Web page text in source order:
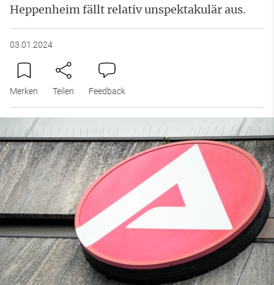
Heppenheim fällt relativ unspektakulär aus.
03.01.2024
Merken Teilen Feedback